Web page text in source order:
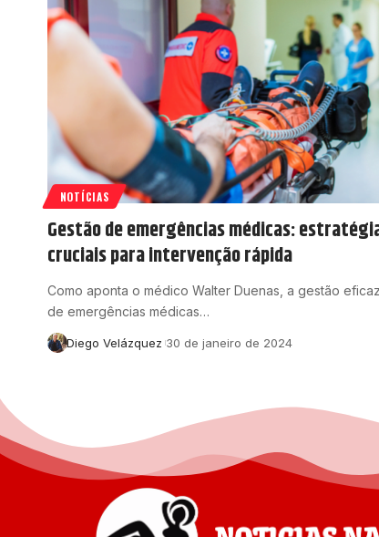
NOTÍCIAS
Gestão de emergências médicas:
cruciais para intervenção rápida
Como aponta o médico Walter Duenas, a gestão eficaz
de emergências médicas…
Diego Velázquez 30 de janeiro de 2024